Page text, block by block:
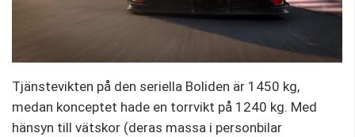
Tjänstevikten på den seriella Boliden är 1450 kg,
medan konceptet hade en torrvikt på 1240 kg. Med
hänsyn till vätskor (deras massa i personbilar